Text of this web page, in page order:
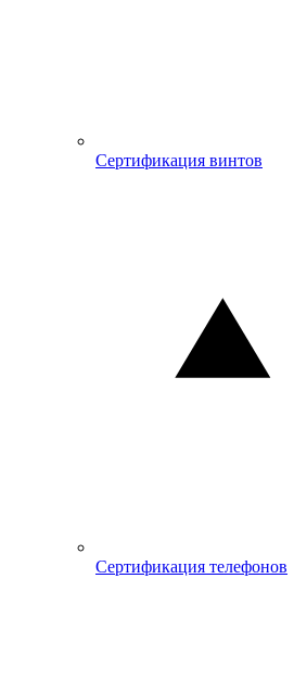
Сертификация винтов
Сертификация телефонов